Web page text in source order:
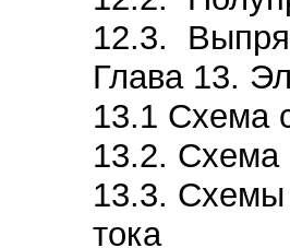
12.3.
Глава 13.
13.1 Схема
13.2. Схема
13.3. Схемы
тока